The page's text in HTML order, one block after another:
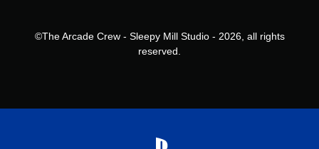
©The Arcade Crew - Sleepy Mill Studio - 2026, all rights
reserved.